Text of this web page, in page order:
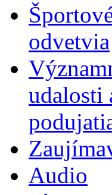
odvetvia
udalosti
Audio